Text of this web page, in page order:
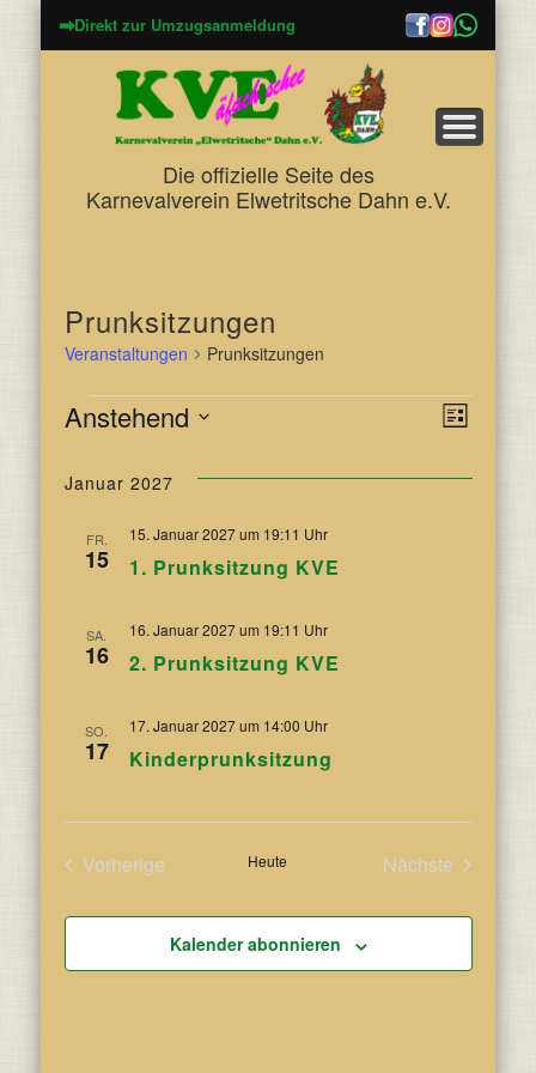
➡Direkt zur Umzugsanmeldung
Die offizielle Seite des
Karnevalverein Elwetritsche Dahn e.V.
Prunksitzungen
Veranstaltungen Prunksitzungen
Veranstaltungen Liste
Anstehend
wählen.
Januar 2027
FR.
15 1. Prunksitzung KVE
15. Januar 2027 um 19:11 Uhr
SA.
16 2. Prunksitzung KVE
16. Januar 2027 um 19:11 Uhr
SO.
17 Kinderprunksitzung
17. Januar 2027 um 14:00 Uhr
Vorherige
Heute
Nächste
Kalender abonnieren